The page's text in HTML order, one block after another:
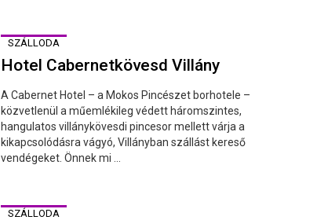
SZÁLLODA
Hotel Cabernetkövesd Villány
A Cabernet Hotel – a Mokos Pincészet borhotele –
közvetlenül a műemlékileg védett háromszintes,
hangulatos villánykövesdi pincesor mellett várja a
kikapcsolódásra vágyó, Villányban szállást kereső
vendégeket. Önnek mi ...
SZÁLLODA